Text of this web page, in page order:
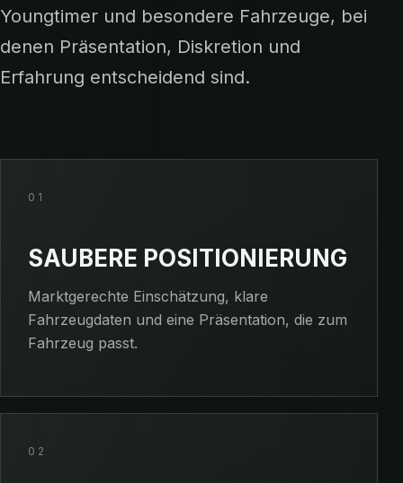
Youngtimer und besondere Fahrzeuge, bei
denen Präsentation, Diskretion und
Erfahrung entscheidend sind.
01
SAUBERE POSITIONIERUNG
Marktgerechte Einschätzung, klare
Fahrzeugdaten und eine Präsentation, die zum
Fahrzeug passt.
02